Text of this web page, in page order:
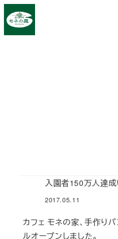
イ
ン
入園者150万人達成
投稿日
2017.05.11
カフェ モネの家、手作り
ルオープンしました。